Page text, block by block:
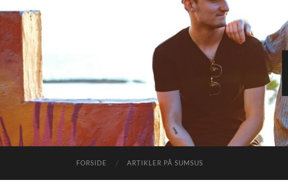
FORSIDE ARTIKLER PÅ SUMSUS